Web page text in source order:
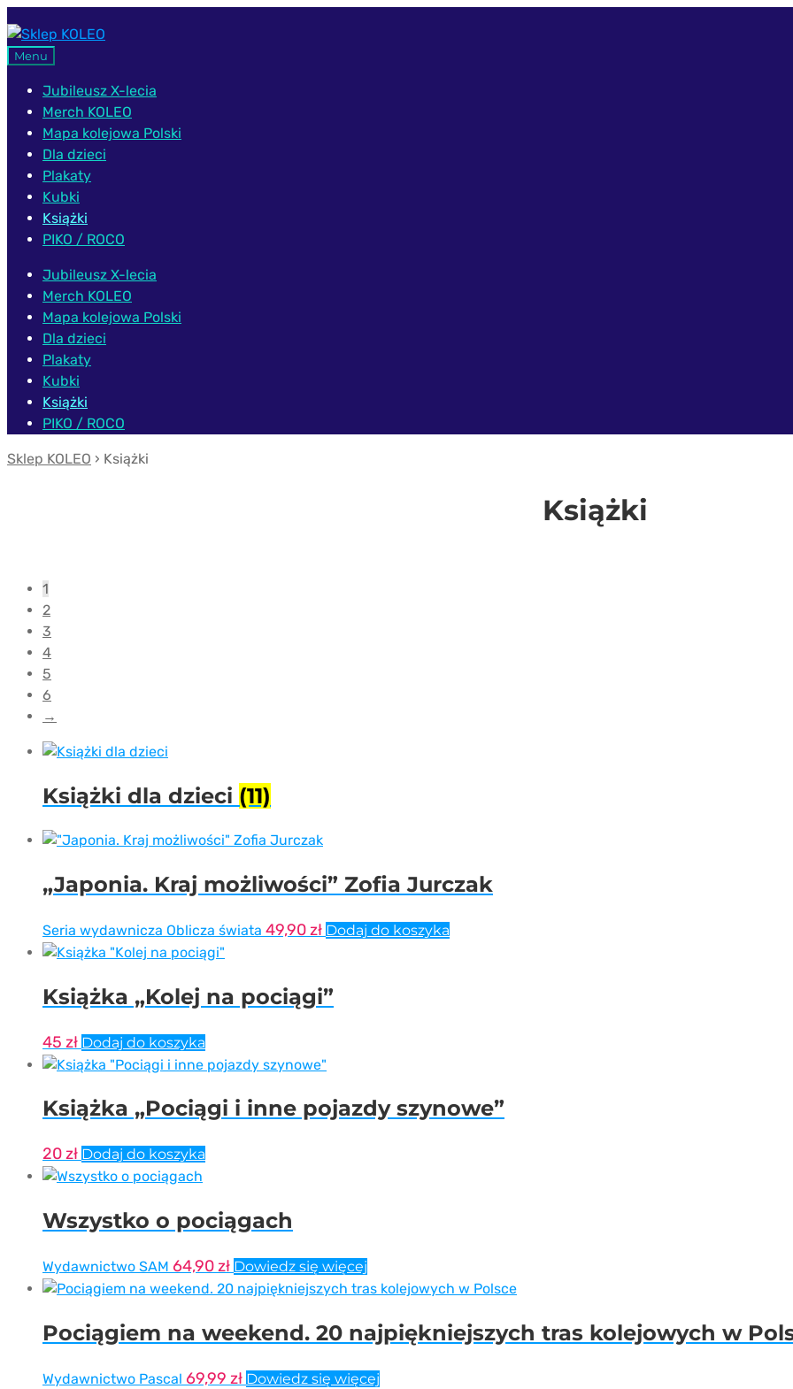
Przejdź
do
Przejdź
do
Menu
Jubileusz X-lecia
Merch KOLEO
Mapa kolejowa Polski
Dla dzieci
Plakaty
Kubki
Książki
PIKO / ROCO
Jubileusz X-lecia
Merch KOLEO
Mapa kolejowa Polski
Dla dzieci
Plakaty
Kubki
Książki
PIKO / ROCO
Sklep KOLEO › Książki
Książki
1
2
3
4
5
6
→
Książki dla dzieci (11)
„Japonia. Kraj możliwości” Zofia Jurczak
Seria wydawnicza Oblicza świata 49,90zł Dodaj do koszyka
Książka „Kolej na pociągi”
45 zł Dodaj do koszyka
Książka „Pociągi i inne pojazdy szynowe”
20zł Dodaj do koszyka
Wszystko o pociągach
Wydawnictwo SAM 64,90zł Dowiedz się więcej
Pociągiem na weekend. 20 najpiękniejszych tras kolejowych w
Wydawnictwo Pascal 69,99 zł Dowiedz się więcej